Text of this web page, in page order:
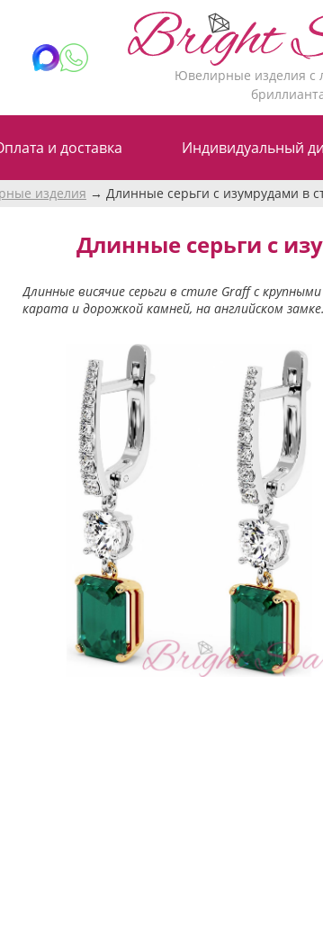
Ювелирные изделия с
и доставка Индивидуальный
изделия Длинные серьги с изумрудами в
Длинные серьги с
Длинные висячие серьги в стиле Graff с
карата и дорожкой камней, на английском замке.